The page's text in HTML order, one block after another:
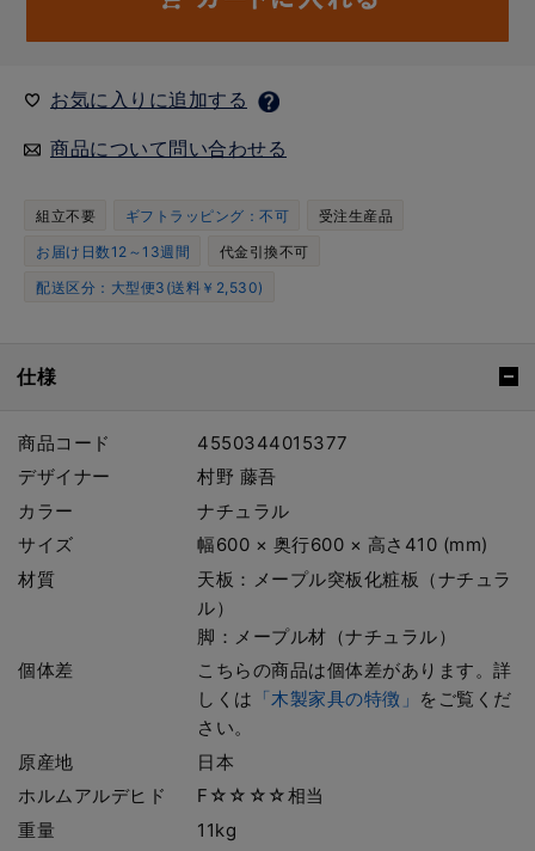
お気に入りに追加する
商品について問い合わせる
組立不要 ギフトラッピング：不可
受注生産品
お届け日数12～13週間
代金引換不可
配送区分：大型便3(送料￥2,530)
仕様
商品コード
4550344015377
デザイナー
村野 藤吾
カラー
ナチュラル
サイズ
幅600 × 奥行600 × 高さ410 (mm)
材質
天板：メープル突板化粧板（ナチュラ
ル）
脚：メープル材（ナチュラル）
個体差
こちらの商品は個体差があります。詳
しくは 「木製家具の特徴」 をご覧くだ
さい。
原産地
日本
ホルムアルデヒド
F☆☆☆☆相当
重量
11kg